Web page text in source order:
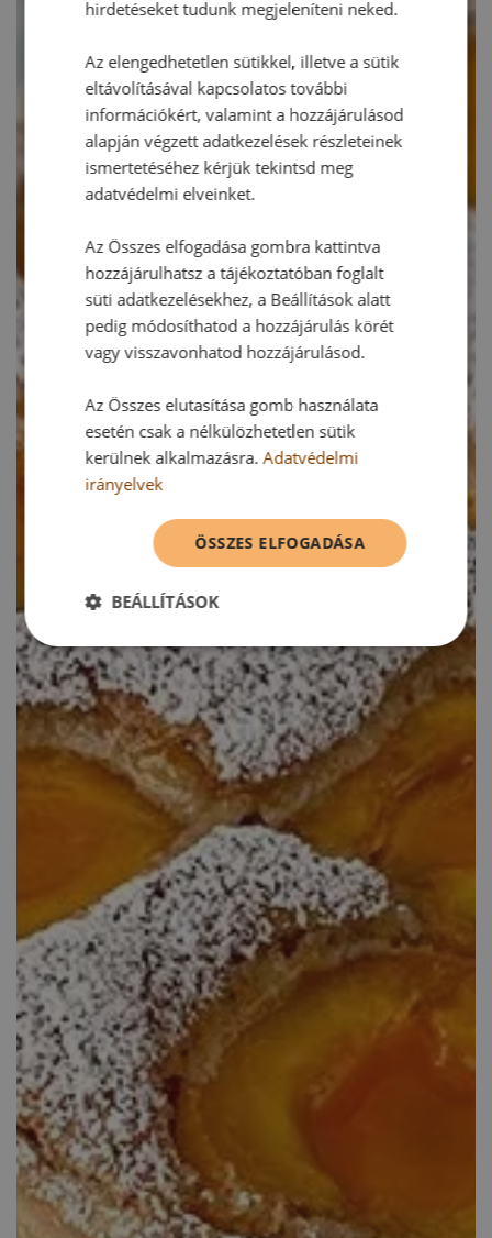
hirdetéseket tudunk megjeleníteni neked.
Az elengedhetetlen sütikkel, illetve a sütik
eltávolításával kapcsolatos további
információkért, valamint a hozzájárulásod
alapján végzett adatkezelések részleteinek
ismertetéséhez kérjük tekintsd meg
adatvédelmi elveinket.
Az Összes elfogadása gombra kattintva
hozzájárulhatsz a tájékoztatóban foglalt
süti adatkezelésekhez, a Beállítások alatt
pedig módosíthatod a hozzájárulás körét
vagy visszavonhatod hozzájárulásod.
Az Összes elutasítása gomb használata
esetén csak a nélkülözhetetlen sütik
kerülnek alkalmazásra.Adatvédelmi
irányelvek
ÖSSZES ELFOGADÁSA
BEÁLLÍTÁSOK